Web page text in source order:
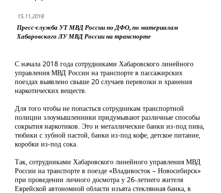
15.11.2018
Пресс-служба УТ МВД России по ДФО, по материалам
Хабаровского ЛУ МВД России на транспорте
С начала 2018 года сотрудниками Хабаровского линейного
управления МВД России на транспорте в пассажирских
поездах выявлено свыше 20 случаев перевозки и хранения
наркотических веществ.
Для того чтобы не попасться сотрудникам транспортной
полиции злоумышленники придумывают различные способы
сокрытия наркотиков. Это и металлические банки из-под пива,
тюбики с зубной пастой, банки из-под кофе, детское питание,
коробки из-под сока.
Так, сотрудниками Хабаровского линейного управления МВД
России на транспорте в поезде «Владивосток – Новосибирск»
при проведении личного досмотра у 26-летнего жителя
Еврейской автономной области изъята стеклянная банка, в